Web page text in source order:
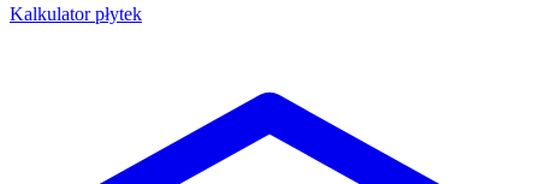
Kalkulator płytek